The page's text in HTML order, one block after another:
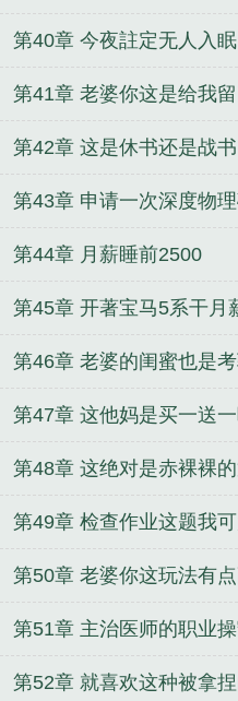
第40章 今夜註定无人入眠
第41章 老婆你这是给我
第42章 这是休书还是战书
第43章 申请一次深度物
第44章 月薪睡前2500
第45章 开著宝马5系干月
第46章 老婆的闺蜜也是
第47章 这他妈是买一送
第48章 这绝对是赤裸裸
第49章 检查作业这题我
第50章 老婆你这玩法有
第51章 主治医师的职业
第52章 就喜欢这种被拿